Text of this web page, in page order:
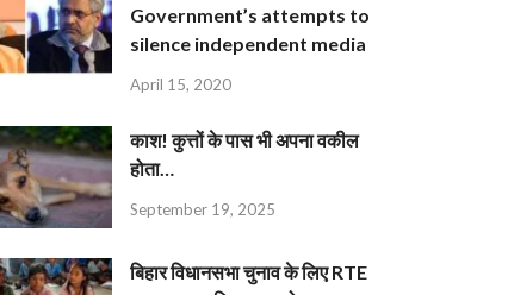
Government’s attempts to
silence independent media
April 15, 2020
काश! कुत्तों के पास भी अपना वकील
होता…
September 19, 2025
बिहार विधानसभा चुनाव के लिए RTE